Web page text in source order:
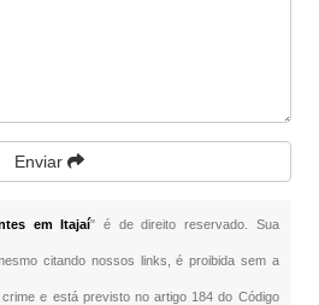
Enviar
em Itajaí" é de direito reservado. Sua
citando nossos links, é proibida sem a
e está previsto no artigo 184 do Código